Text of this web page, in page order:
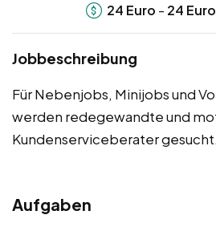
24 Euro - 24 Euro
Jobbeschreibung
Für Nebenjobs, Minijobs und
werden redegewandte und
Kundenserviceberater gesucht.
Aufgaben